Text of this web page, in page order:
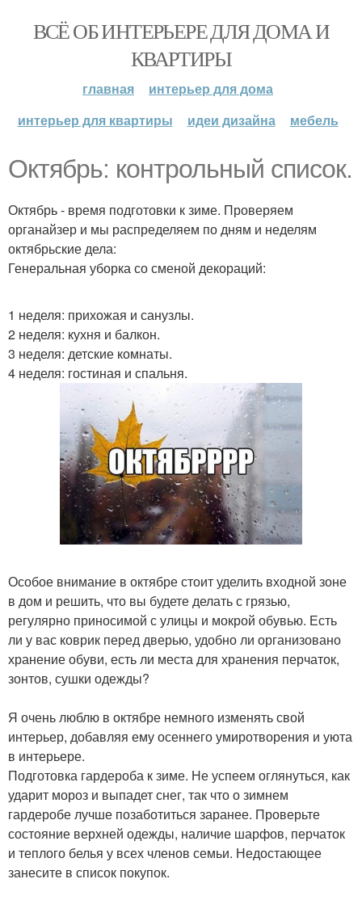
ВСЁ ОБ ИНТЕРЬЕРЕ ДЛЯ ДОМА И
КВАРТИРЫ
главная
интерьер для дома
интерьер для квартиры
идеи дизайна мебель
Октябрь: контрольный список.
Октябрь - время подготовки к зиме. Проверяем
органайзер и мы распределяем по дням и неделям
октябрьские дела:
Генеральная уборка со сменой декораций:
1 неделя: прихожая и санузлы.
2 неделя: кухня и балкон.
3 неделя: детские комнаты.
4 неделя: гостиная и спальня.
Особое внимание в октябре стоит уделить входной зоне
в дом и решить, что вы будете делать с грязью,
регулярно приносимой с улицы и мокрой обувью. Есть
ли у вас коврик перед дверью, удобно ли организовано
хранение обуви, есть ли места для хранения перчаток,
зонтов, сушки одежды?
Я очень люблю в октябре немного изменять свой
интерьер, добавляя ему осеннего умиротворения и уюта
в интерьере.
Подготовка гардероба к зиме. Не успеем оглянуться, как
ударит мороз и выпадет снег, так что о зимнем
гардеробе лучше позаботиться заранее. Проверьте
состояние верхней одежды, наличие шарфов, перчаток
и теплого белья у всех членов семьи. Недостающее
занесите в список покупок.